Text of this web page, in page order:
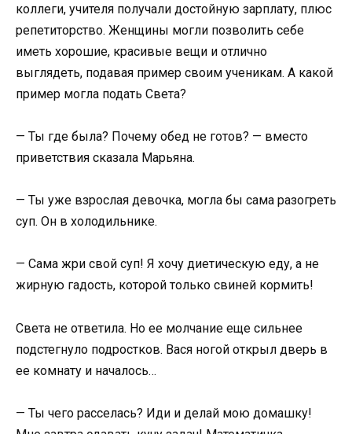
коллеги, учителя получали достойную зарплату, плюс
репетиторство. Женщины могли позволить себе
иметь хорошие, красивые вещи и отлично
выглядеть, подавая пример своим ученикам. А какой
пример могла подать Света?
— Ты где была? Почему обед не готов? — вместо
приветствия сказала Марьяна.
— Ты уже взрослая девочка, могла бы сама разогреть
суп. Он в холодильнике.
— Сама жри свой суп! Я хочу диетическую еду, а не
жирную гадость, которой только свиней кормить!
Света не ответила. Но ее молчание еще сильнее
подстегнуло подростков. Вася ногой открыл дверь в
ее комнату и началось…
— Ты чего расселась? Иди и делай мою домашку!